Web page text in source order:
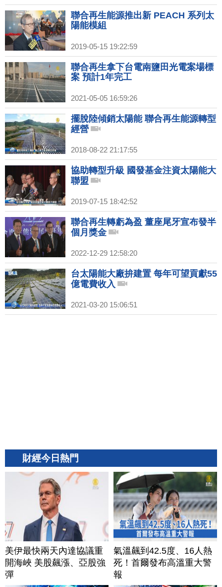
聯合再生能源推出新 PEACH 系列太
陽能模組
2019-05-15 19:22:59
聯合再生拿下台電南鹽田光電案場標
案 預計1年完工
2021-05-05 16:59:26
擺脫陸傾銷太陽能 聯合再生能源轉型
經營
2018-08-22 21:17:55
協助轉型升級 國發基金注資太陽能大
聯盟
2019-07-15 18:42:52
聯合再生轉虧為盈 董座尾牙宣布發半
個月獎金
2022-12-29 12:58:20
台太陽能大廠拚建置 每年可望貢獻55
億電費收入
2021-03-20 15:06:51
財經今日熱門
美伊最快兩天內達協議重
開海峽 美股飆漲、亞股強
彈
氣溫飆到42.5度、16人熱
死！首爾發布高溫重大警
報